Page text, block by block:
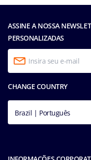
ASSINE A NOSSA
PERSONALIZADAS
CHANGE COUNTRY
Brazil | Português